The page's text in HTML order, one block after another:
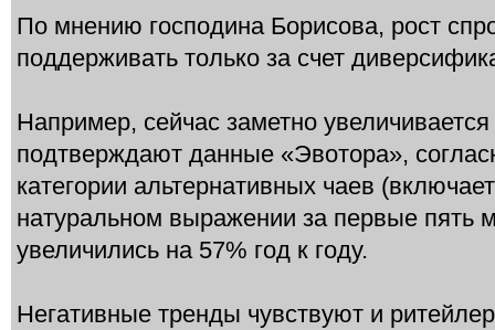
По мнению господина Борисова, рост
поддерживать только за счет
Например, сейчас заметно
подтверждают данные «Эвотора»,
категории альтернативных чаев
натуральном выражении за первые пять
увеличились на 57% год к году.
Негативные тренды чувствуют и